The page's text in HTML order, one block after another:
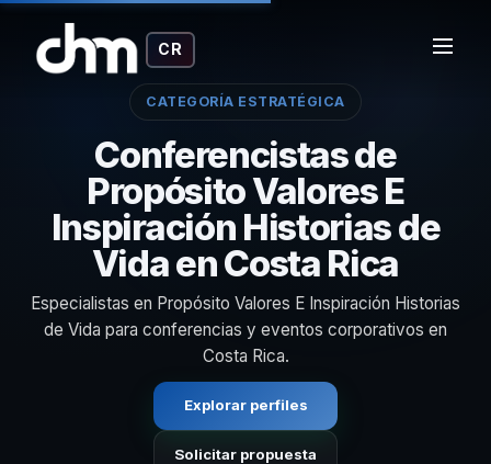
CR
CATEGORÍA ESTRATÉGICA
Conferencistas de
Propósito Valores E
Inspiración Historias de
Vida en Costa Rica
Especialistas en Propósito Valores E Inspiración Historias
de Vida para conferencias y eventos corporativos en
Costa Rica.
Explorar perfiles
Solicitar propuesta